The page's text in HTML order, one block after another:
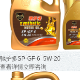
驰护多SP-GF-6 5W-20
查看详情立即咨询